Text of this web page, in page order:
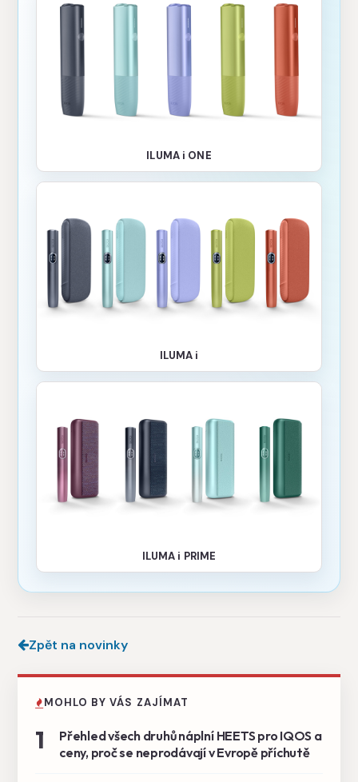
ILUMA i ONE
ILUMA i
ILUMA i PRIME
Zpět na novinky
MOHLO BY VÁS ZAJÍMAT
1
Přehled všech druhů náplní HEETS pro IQOS a
ceny, proč se neprodávají v Evropě příchutě